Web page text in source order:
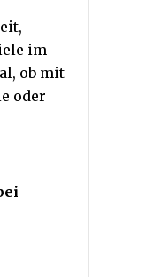
im
ob mit
oder